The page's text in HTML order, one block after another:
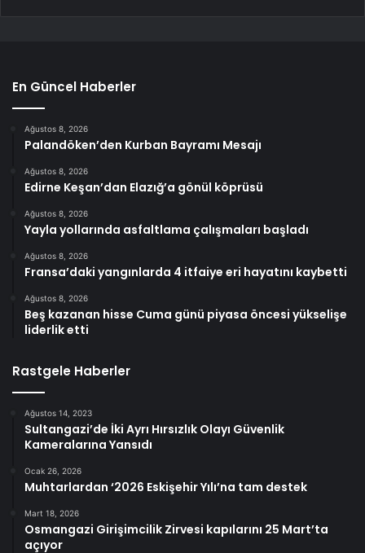
En Güncel Haberler
Ağustos 8, 2026
Palandöken’den Kurban Bayramı Mesajı
Ağustos 8, 2026
Edirne Keşan’dan Elazığ’a gönül köprüsü
Ağustos 8, 2026
Yayla yollarında asfaltlama çalışmaları başladı
Ağustos 8, 2026
Fransa’daki yangınlarda 4 itfaiye eri hayatını kaybetti
Ağustos 8, 2026
Beş kazanan hisse Cuma günü piyasa öncesi yükselişe
liderlik etti
Rastgele Haberler
Ağustos 14, 2023
Sultangazi’de İki Ayrı Hırsızlık Olayı Güvenlik
Kameralarına Yansıdı
Ocak 26, 2026
Muhtarlardan ‘2026 Eskişehir Yılı’na tam destek
Mart 18, 2026
Osmangazi Girişimcilik Zirvesi kapılarını 25 Mart’ta
açıyor